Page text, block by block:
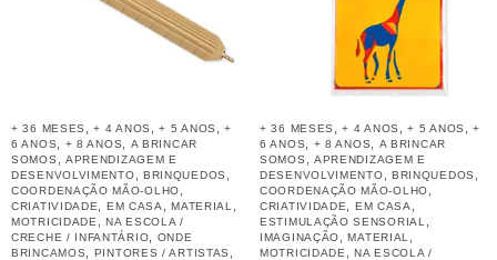
+ 36 MESES ,+ 4 ANOS ,+ 5 ANOS ,+
6 ANOS
+ 8 ANOS
A BRINCAR
SOMOS
APRENDIZAGEM E
DESENVOLVIMENTO
BRINQUEDOS
COORDENAÇÃO MÃO-OLHO
CRIATIVIDADE EM CASA ,MATERIAL
MOTRICIDADE ,NA ESCOLA /
CRECHE / INFANTÁRIO
ONDE
BRINCAMOS
PINTORES / ARTISTAS
+ 36 MESES ,+ 4 ANOS ,+ 5 ANOS ,+
6 ANOS
+ 8 ANOS
A BRINCAR
SOMOS
APRENDIZAGEM E
DESENVOLVIMENTO
BRINQUEDOS
COORDENAÇÃO MÃO-OLHO
CRIATIVIDADE EM CASA
ESTIMULAÇÃO SENSORIAL
IMAGINAÇÃO ,MATERIAL
MOTRICIDADE ,NA ESCOLA /